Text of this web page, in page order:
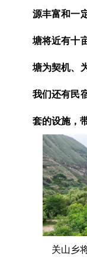
源丰富和一
塘将近有十
塘为契机、
我们还有民
套的设施，
关山乡